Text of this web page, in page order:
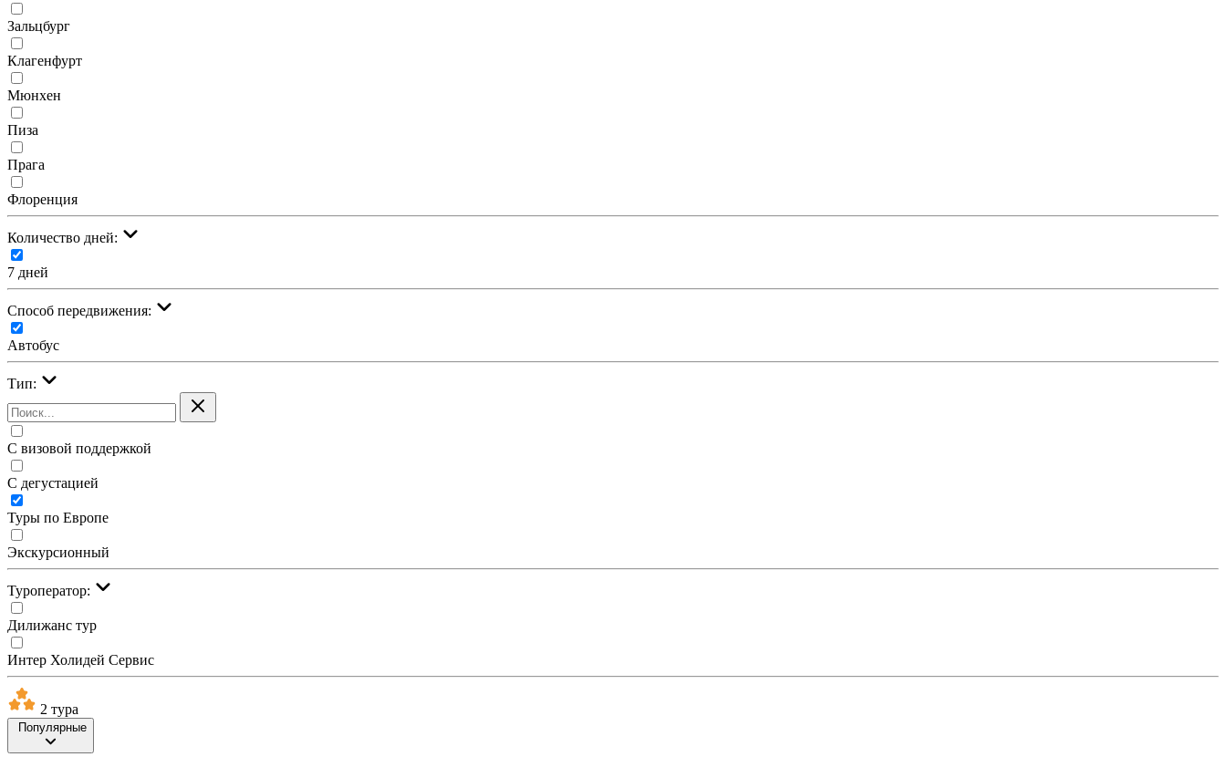
Зальцбург
Клагенфурт
Мюнхен
Пиза
Прага
Флоренция
Количество дней:
7 дней
Cпособ передвижения:
Автобус
Тип:
С визовой поддержкой
С дегустацией
Туры по Европе
Экскурсионный
Туроператор:
Дилижанс тур
Интер Холидей Сервис
2 тура
Популярные